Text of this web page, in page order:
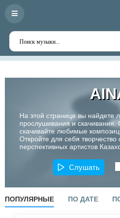
На этой странице вы найдете
прослушивания и
скачивайте любимые
Откройте для себя
перспективных артистов
Слушать
ПОПУЛЯРНЫЕ ПО ДАТЕ